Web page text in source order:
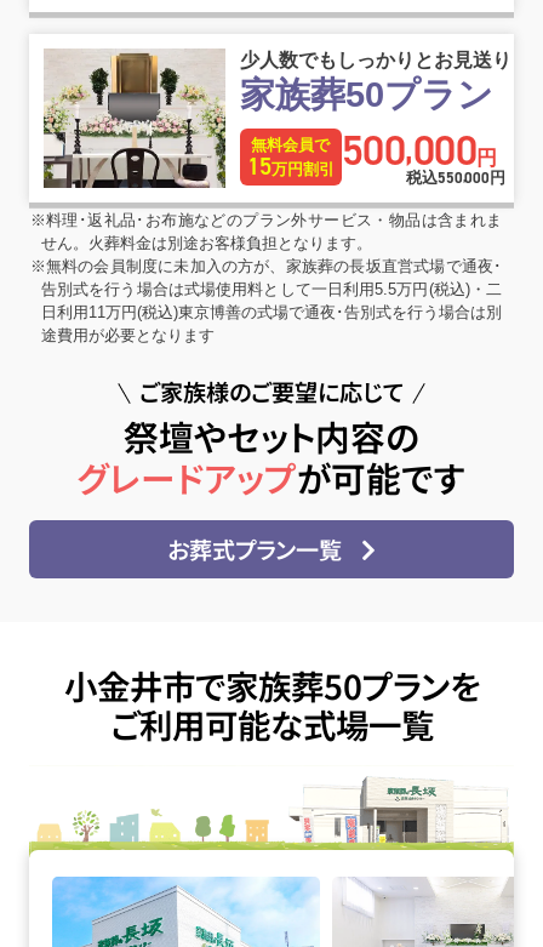
少人数でもしっかりとお見送り
家族葬50プラン
無料会員で
15万円割引 500,000円
税込550,000 円
※料理･返礼品･お布施などのプラン外サービス・物品は含まれま
せん。火葬料金は別途お客様負担となります。
※無料の会員制度に未加入の方が、家族葬の長坂直営式場で通夜･
告別式を行う場合は式場使用料として一日利用5.5万円(税込)・二
日利用11万円(税込)東京博善の式場で通夜･告別式を行う場合は別
途費用が必要となります
ご家族様のご要望に応じて
祭壇やセット内容の
グレードアップが可能です
お葬式プラン一覧
小金井市で家族葬50プランを
ご利用可能な式場一覧
家族葬の長坂 小平仲町の詳細へ